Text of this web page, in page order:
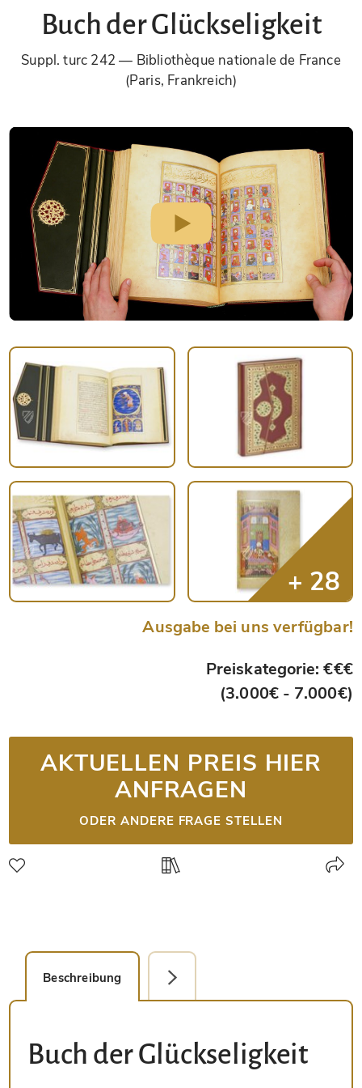
Buch der Glückseligkeit
Suppl. turc 242
Bibliothèque nationale de France
(Paris, Frankreich)
Ausgabe bei uns verfügbar!
Preiskategorie: €€€
(3.000€ - 7.000€)
AKTUELLEN PREIS HIER
ANFRAGEN
ODER ANDERE FRAGE STELLEN
Beschreibung Detailbild
Buch der Glückseligkeit